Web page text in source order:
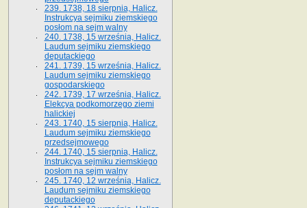
239. 1738, 18 sierpnia, Halicz.
Instrukcya sejmiku ziemskiego
posłom na sejm walny
240. 1738, 15 września, Halicz.
Laudum sejmiku ziemskiego
deputackiego
241. 1739, 15 września, Halicz.
Laudum sejmiku ziemskiego
gospodarskiego
242. 1739, 17 września, Halicz.
Elekcya podkomorzego ziemi
halickiej
243. 1740, 15 sierpnia, Halicz.
Laudum sejmiku ziemskiego
przedsejmowego
244. 1740, 15 sierpnia, Halicz.
Instrukcya sejmiku ziemskiego
posłom na sejm walny
245. 1740, 12 września, Halicz.
Laudum sejmiku ziemskiego
deputackiego